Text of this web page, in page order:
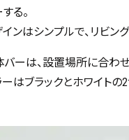
る。
ンはシンプルで、リビン
バーは、設置場所に合わ
ーはブラックとホワイトの